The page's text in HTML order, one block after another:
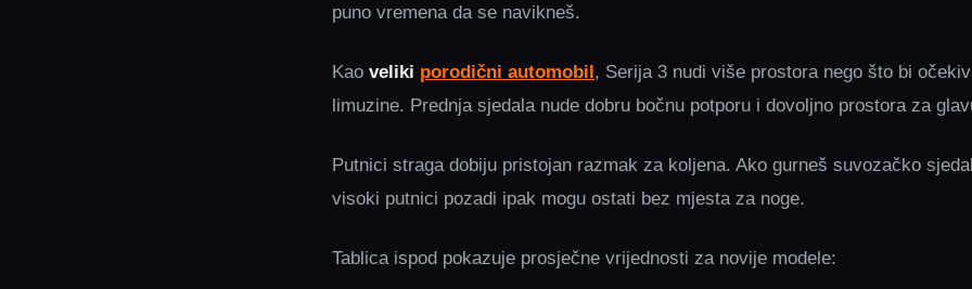
puno vremena da se navikneš.
Kao veliki porodični automobil, Serija 3 nudi više prostora nego što bi
limuzine. Prednja sjedala nude dobru bočnu potporu i dovoljno prostora za
Putnici straga dobiju pristojan razmak za koljena. Ako gurneš suvozačko
visoki putnici pozadi ipak mogu ostati bez mjesta za noge.
Tablica ispod pokazuje prosječne vrijednosti za novije modele: